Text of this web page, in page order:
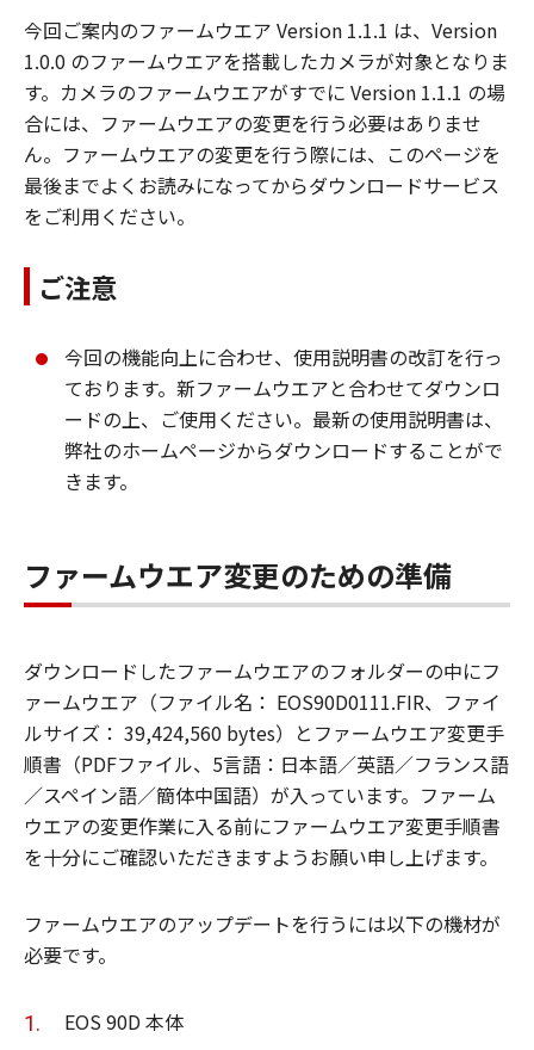
今回ご案内のファームウエア Version 1.1.1 は、Version
1.0.0 のファームウエアを搭載したカメラが対象となりま
す。カメラのファームウエアがすでに Version 1.1.1 の場
合には、ファームウエアの変更を行う必要はありませ
ん。ファームウエアの変更を行う際には、このページを
最後までよくお読みになってからダウンロードサービス
をご利用ください。
ご注意
今回の機能向上に合わせ、使用説明書の改訂を行っ
ております。新ファームウエアと合わせてダウンロ
ードの上、ご使用ください。最新の使用説明書は、
弊社のホームページからダウンロードすることがで
きます。
ファームウエア変更のための準備
ダウンロードしたファームウエアのフォルダーの中にフ
ァームウエア（ファイル名： EOS90D0111.FIR、ファイ
ルサイズ： 39,424,560 bytes）とファームウエア変更手
順書（PDFファイル、5言語：日本語／英語／フランス語
／スペイン語／簡体中国語）が入っています。ファーム
ウエアの変更作業に入る前にファームウエア変更手順書
を十分にご確認いただきますようお願い申し上げます。
ファームウエアのアップデートを行うには以下の機材が
必要です。
EOS 90D 本体